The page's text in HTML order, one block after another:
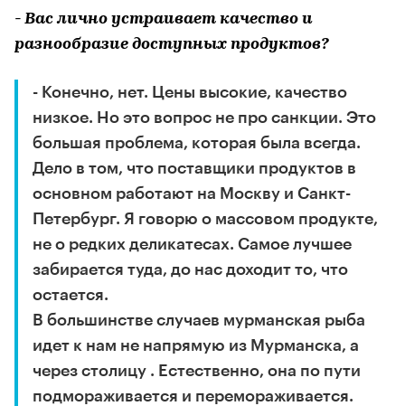
- Вас лично устраивает качество и
разнообразие доступных продуктов?
- Конечно, нет. Цены высокие, качество
низкое. Но это вопрос не про санкции. Это
большая проблема, которая была всегда.
Дело в том, что поставщики продуктов в
основном работают на Москву и Санкт-
Петербург. Я говорю о массовом продукте,
не о редких деликатесах. Самое лучшее
забирается туда, до нас доходит то, что
остается.
В большинстве случаев мурманская рыба
идет к нам не напрямую из Мурманска, а
через столицу . Естественно, она по пути
подмораживается и перемораживается.